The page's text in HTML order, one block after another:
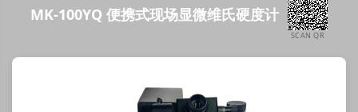
MK-100YQ 便携式现场显微维氏硬度计
SCAN QR